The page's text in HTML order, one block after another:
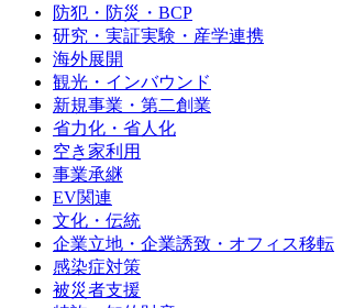
防犯・防災・BCP
研究・実証実験・産学連携
海外展開
観光・インバウンド
新規事業・第二創業
省力化・省人化
空き家利用
事業承継
EV関連
文化・伝統
企業立地・企業誘致・オフィス移転
感染症対策
被災者支援